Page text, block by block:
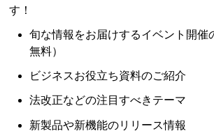
す！
旬な情報をお届けするイベント開催
無料）
ビジネスお役立ち資料のご紹介
法改正などの注目すべきテーマ
新製品や新機能のリリース情報